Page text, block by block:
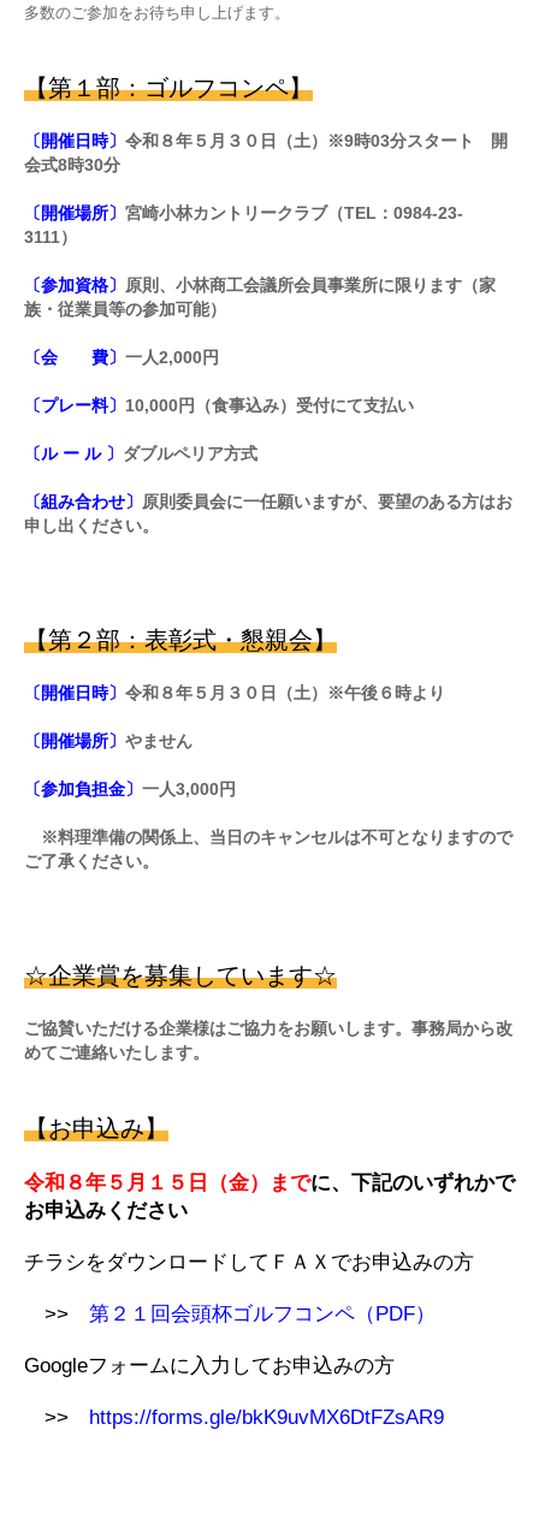
多数のご参加をお待ち申し上げます。
【第１部：ゴルフコンペ】
〔開催日時〕 令和８年５月３０日（土）※9時03分スタート 開
会式8時30分
〔開催場所〕 宮崎小林カントリークラブ（TEL：0984-23-
3111）
〔参加資格〕
原則、小林商工会議所会員事業所に限ります（家
族・従業員等の参加可能）
〔会 費〕 一人2,000円
〔プレー料〕 10,000円（食事込み）受付にて支払い
〔ル ー ル 〕 ダブルペリア方式
〔組み合わせ〕
原則委員会に一任願いますが、要望のある方はお
申し出ください。
【第２部：表彰式・懇親会】
〔開催日時〕 令和８年５月３０日（土）※午後６時より
〔開催場所〕 やません
〔参加負担金〕 一人3,000円
※料理準備の関係上、当日のキャンセルは不可となりますので
ご了承ください。
☆企業賞を募集しています☆
ご協賛いただける企業様はご協力をお願いします。事務局から改
めてご連絡いたします。
【お申込み】
令和８年５月１５日（金）までに、下記のいずれかで
お申込みください
チラシをダウンロードしてＦＡＸでお申込みの方
>> 第２１回会頭杯ゴルフコンペ（PDF）
Googleフォームに入力してお申込みの方
>> https://forms.gle/bkK9uvMX6DtFZsAR9